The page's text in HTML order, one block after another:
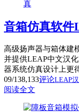
真
音箱仿真软件
高级扬声器与箱体建
并提供LEAP中文汉
器系统仿真设计上更
09/138,133评论LEAP
阅读全文